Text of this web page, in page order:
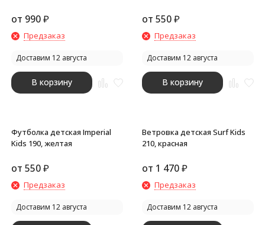
от 990₽
Предзаказ
Доставим 12 августа
В корзину
от 550₽
Предзаказ
Доставим 12 августа
В корзину
Футболка детская Imperial
Kids 190, желтая
от 550₽
Предзаказ
Доставим 12 августа
Ветровка детская Surf Kids
210, красная
от 1 470₽
Предзаказ
Доставим 12 августа